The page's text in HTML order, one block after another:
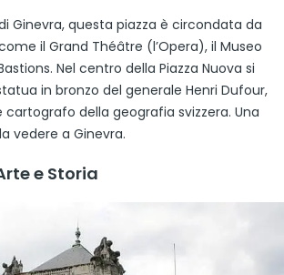
Ginevra, questa piazza è circondata da
il Grand Théâtre (l’Opera), il Museo
Nel centro della Piazza Nuova si
in bronzo del generale Henri Dufour,
della geografia svizzera. Una
vedere a Ginevra.
e Storia